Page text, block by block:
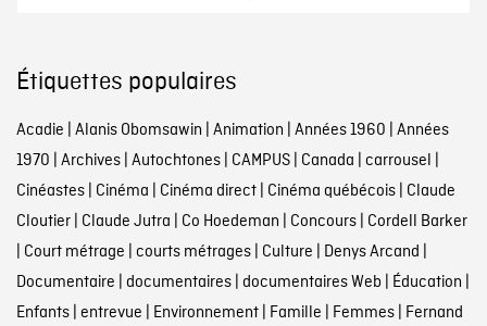
Étiquettes populaires
Acadie | Alanis Obomsawin | Animation | Années 1960 | Années
1970 | Archives| Autochtones| CAMPUS| Canada | carrousel |
Cinéastes| Cinéma | Cinéma direct| Cinéma québécois| Claude
Cloutier| Claude Jutra | Co Hoedeman | Concours| Cordell Barker
| Court métrage | courts métrages| Culture | Denys Arcand |
Documentaire | documentaires| documentaires Web | Éducation |
Enfants| entrevue | Environnement| Famille | Femmes| Fernand